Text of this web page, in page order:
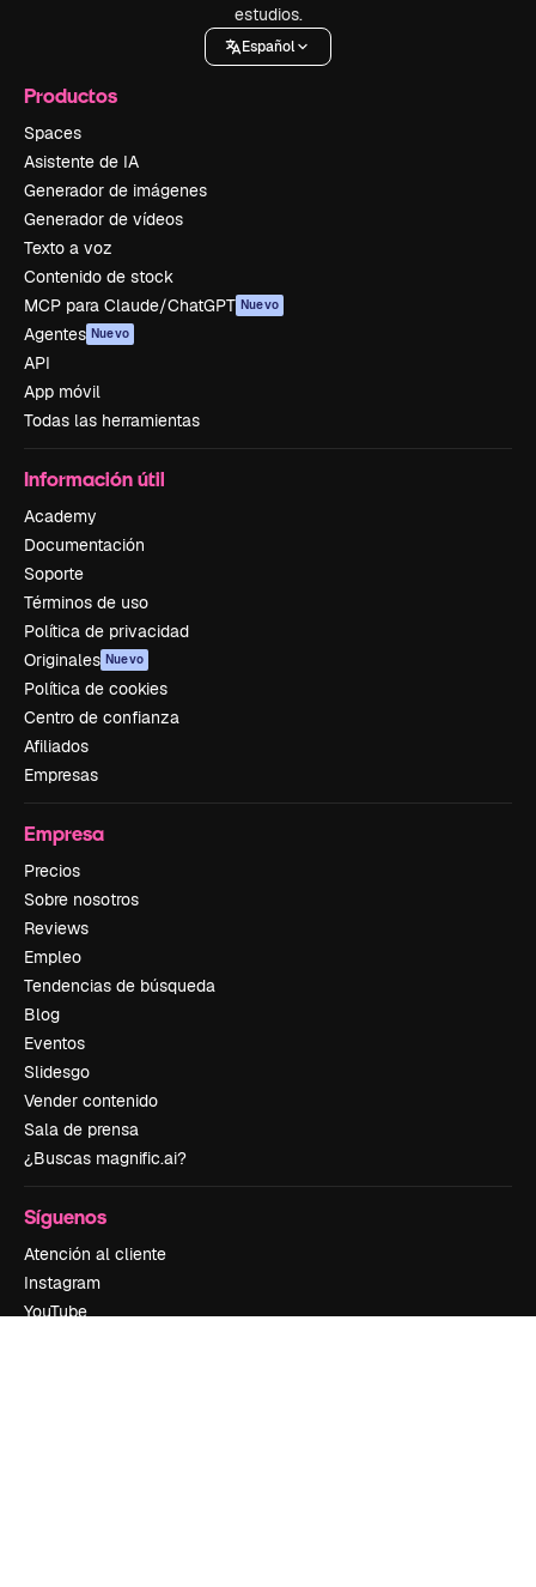
estudios.
Español
Productos
Spaces
Asistente de IA
Generador de imágenes
Generador de vídeos
Texto a voz
Contenido de stock
MCP para Claude/ChatGPT Nuevo
Agentes Nuevo
API
App móvil
Todas las herramientas
Información útil
Academy
Documentación
Soporte
Términos de uso
Política de privacidad
Originales Nuevo
Política de cookies
Centro de confianza
Afiliados
Empresas
Empresa
Precios
Sobre nosotros
Reviews
Empleo
Tendencias de búsqueda
Blog
Eventos
Slidesgo
Vender contenido
Sala de prensa
¿Buscas magnific.ai?
Síguenos
Atención al cliente
Instagram
YouTube